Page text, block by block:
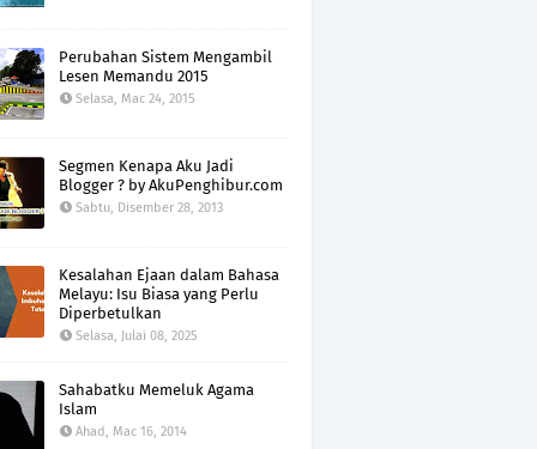
Perubahan Sistem Mengambil
Lesen Memandu 2015
Selasa, Mac 24, 2015
Segmen Kenapa Aku Jadi
Blogger ? by AkuPenghibur.com
Sabtu, Disember 28, 2013
Kesalahan Ejaan dalam Bahasa
Melayu: Isu Biasa yang Perlu
Diperbetulkan
Selasa, Julai 08, 2025
Sahabatku Memeluk Agama
Islam
Ahad, Mac 16, 2014